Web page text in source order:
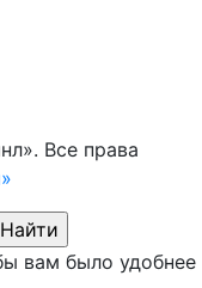
Все права
вам было удобнее